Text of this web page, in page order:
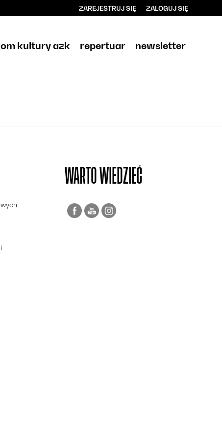
ZAREJESTRUJ SIĘ ZALOGUJ SIĘ
kultury azk repertuar newsletter
WARTO WIEDZIEĆ